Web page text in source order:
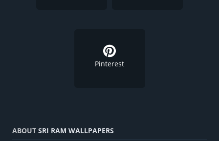
Pinterest
ABOUT SRI RAM WALLPAPERS